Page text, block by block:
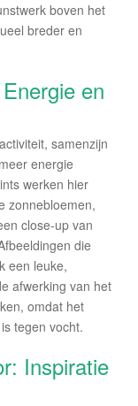
boven het
breder en
en
samenzijn
energie
werken hier
zonnebloemen,
close-up van
die
een leuke,
afwerking van het
omdat het
tegen vocht.
Inspiratie